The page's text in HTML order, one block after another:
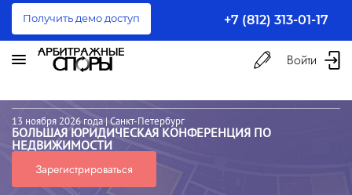
Получить демо доступ +7 (812) 313-01-17
Войти
13 ноября 2026 года | Санкт-Петербург
БОЛЬШАЯ ЮРИДИЧЕСКАЯ КОНФЕРЕНЦИЯ ПО
НЕДВИЖИМОСТИ
Зарегистрироваться